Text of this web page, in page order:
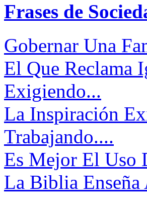
Frases de
Gobernar Una
El Que Reclama
Exigiendo...
La Inspiración
Trabajando....
Es Mejor El Uso
La Biblia Enseña